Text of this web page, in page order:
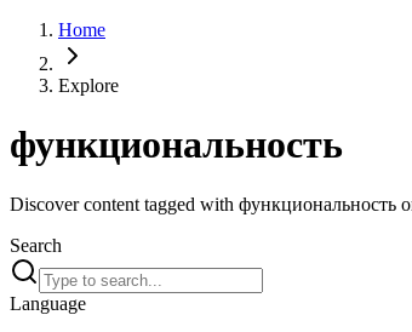
Home
Explore
функциональность
Discover content tagged with функциональность
Search
Language